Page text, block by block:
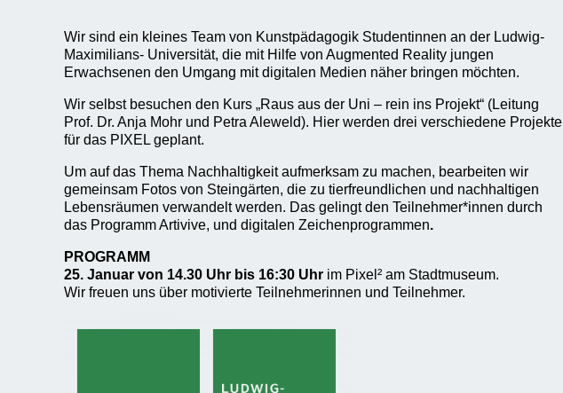
Wir sind ein kleines Team von Kunstpädagogik Studentinnen an der Ludwig-
Maximilians- Universität, die mit Hilfe von Augmented Reality jungen
Erwachsenen den Umgang mit digitalen Medien näher bringen möchten.
Wir selbst besuchen den Kurs „Raus aus der Uni – rein ins Projekt“ (Leitung
Prof. Dr. Anja Mohr und Petra Aleweld). Hier werden drei verschiedene Projekte
für das PIXEL geplant.
Um auf das Thema Nachhaltigkeit aufmerksam zu machen, bearbeiten wir
gemeinsam Fotos von Steingärten, die zu tierfreundlichen und nachhaltigen
Lebensräumen verwandelt werden. Das gelingt den Teilnehmer*innen durch
das Programm Artivive, und digitalen Zeichenprogrammen.
PROGRAMM
25. Januar von 14.30 Uhr bis 16:30 Uhr im Pixel² am Stadtmuseum.
Wir freuen uns über motivierte Teilnehmerinnen und Teilnehmer.